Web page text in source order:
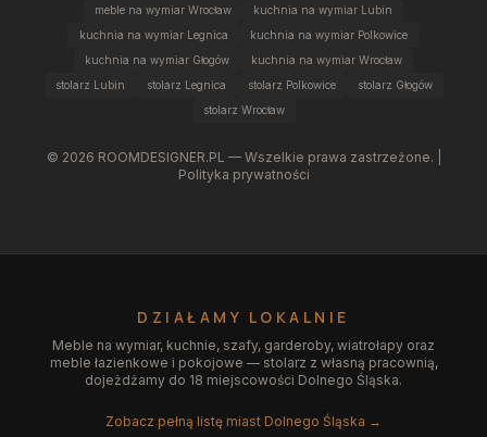
meble na wymiar Wrocław
kuchnia na wymiar Lubin
kuchnia na wymiar Legnica
kuchnia na wymiar Polkowice
kuchnia na wymiar Głogów
kuchnia na wymiar Wrocław
stolarz Lubin
stolarz Legnica stolarz Polkowice
stolarz Głogów
stolarz Wrocław
© 2026 ROOMDESIGNER.PL — Wszelkie prawa zastrzeżone. |
Polityka prywatności
DZIAŁAMY LOKALNIE
Meble na wymiar, kuchnie, szafy, garderoby, wiatrołapy oraz
meble łazienkowe i pokojowe — stolarz z własną pracownią,
dojeżdżamy do 18 miejscowości Dolnego Śląska.
Zobacz pełną listę miast Dolnego Śląska →